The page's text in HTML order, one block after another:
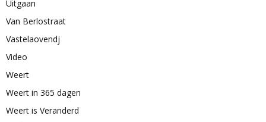
Uitgaan
Van Berlostraat
Vastelaovendj
Video
Weert
Weert in 365 dagen
Weert is Veranderd